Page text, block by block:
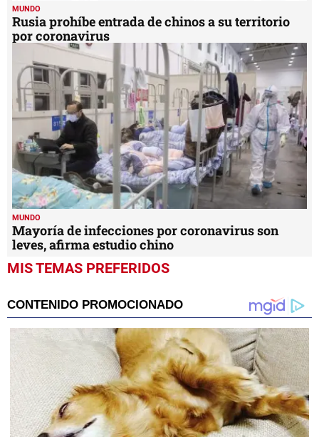
MUNDO
Rusia prohíbe entrada de chinos a su territorio
por coronavirus
MUNDO
Mayoría de infecciones por coronavirus son
leves, afirma estudio chino
MIS TEMAS PREFERIDOS